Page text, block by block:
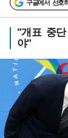
구글에서 선호
"개표 중
야"